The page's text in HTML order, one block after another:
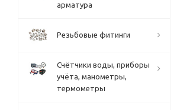
арматура
Резьбовые фитинги
Счётчики воды, приборы
учёта, манометры,
термометры